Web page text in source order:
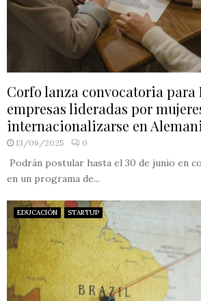
Corfo lanza convocatoria para
empresas lideradas por
internacionalizarse en
13/06/2025 0
Podrán postular hasta el 30 de junio en
en un programa de...
EDUCACIÓN STARTUP